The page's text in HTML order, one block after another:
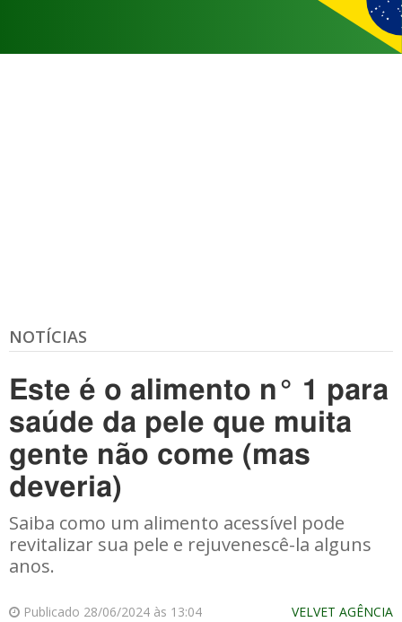
NOTÍCIAS
Este é o alimento n° 1 para
saúde da pele que muita
gente não come (mas
deveria)
Saiba como um alimento acessível pode
revitalizar sua pele e rejuvenescê-la alguns
anos.
Publicado 28/06/2024 às 13:04 VELVET AGÊNCIA